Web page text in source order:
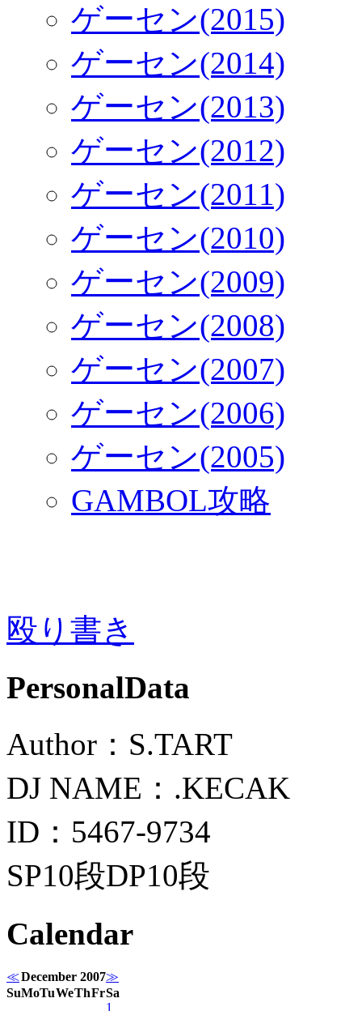
ゲーセン(2015)
ゲーセン(2014)
ゲーセン(2013)
ゲーセン(2012)
ゲーセン(2011)
ゲーセン(2010)
ゲーセン(2009)
ゲーセン(2008)
ゲーセン(2007)
ゲーセン(2006)
ゲーセン(2005)
GAMBOL攻略
殴り書き
PersonalData
Author：S.TART
DJ NAME：.KECAK
ID：5467-9734
SP10段DP10段
Calendar
≪December 2007≫
SuMoTuWeThFrSa
1